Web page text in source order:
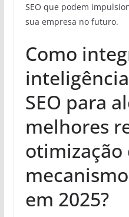
SEO que podem
sua empresa no futuro.
Como
SEO para
melhores
otimização
em 2025?